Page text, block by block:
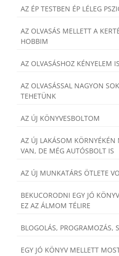
AZ ÉP TESTBEN ÉP LÉLEG
AZ OLVASÁS MELLETT A
HOBBIM
AZ OLVASÁSHOZ KÉNYELEM
AZ OLVASÁSSAL NAGYON
TEHETÜNK
AZ ÚJ KÖNYVESBOLTOM
AZ ÚJ LAKÁSOM
VAN, DE MÉG AUTÓSBOLT IS
AZ ÚJ MUNKATÁRS ÖTLETE
BEKUCORODNI EGY JÓ
EZ AZ ÁLMOM TÉLIRE
BLOGOLÁS, PROGRAMOZÁS,
EGY JÓ KÖNYV MELLETT